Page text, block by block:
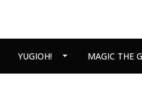
YUGIOH! MAGIC THE